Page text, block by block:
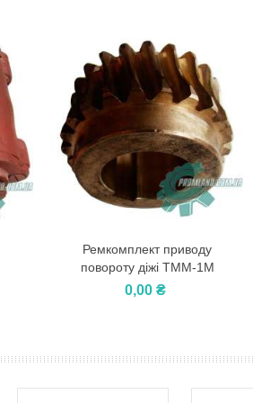
У Кошик
Ремкомплект приводу
повороту діжі ТММ-1М
0,00 ₴